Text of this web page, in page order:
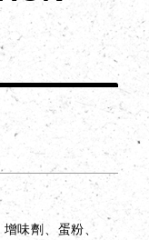
味劑、蛋粉、